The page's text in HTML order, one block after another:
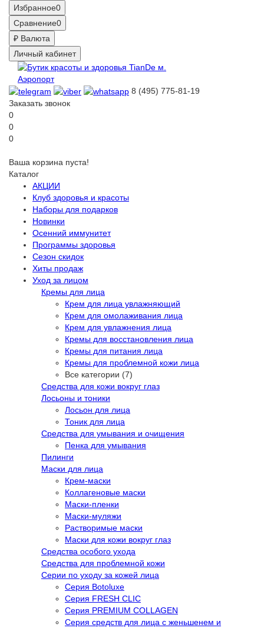
Избранное0
Сравнение0
₽ Валюта
Личный кабинет
8 (495) 775-81-19
Заказать звонок
0
0
0
Ваша корзина пуста!
Каталог
АКЦИИ
Клуб здоровья и красоты
Наборы для подарков
Новинки
Осенний иммунитет
Программы здоровья
Сезон скидок
Хиты продаж
Уход за лицом
Кремы для лица
Крем для лица увлажняющий
Крем для омолаживания лица
Крем для увлажнения лица
Кремы для восстановления лица
Кремы для питания лица
Кремы для проблемной кожи лица
Все категории (7)
Средства для кожи вокруг глаз
Лосьоны и тоники
Лосьон для лица
Тоник для лица
Средства для умывания и очищения
Пенка для умывания
Пилинги
Маски для лица
Крем-маски
Коллагеновые маски
Маски-пленки
Маски-муляжи
Растворимые маски
Маски для кожи вокруг глаз
Средства особого ухода
Средства для проблемной кожи
Серии по уходу за кожей лица
Серия Botoluxe
Серия FRESH CLIC
Серия PREMIUM COLLAGEN
Серия средств для лица с женьшенем и